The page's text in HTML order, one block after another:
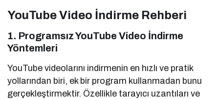
YouTube Video İndirme Rehberi
1. Programsız YouTube Video İndirme
Yöntemleri
YouTube videolarını indirmenin en hızlı ve pratik
yollarından biri, ek bir program kullanmadan bunu
gerçekleştirmektir. Özellikle tarayıcı uzantıları ve